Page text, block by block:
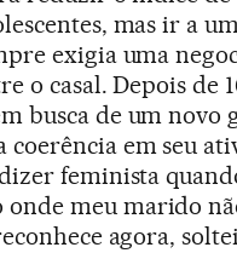
mas ir a
exigia uma
o casal. Depois de
busca de um novo
coerência em seu
feminista
onde meu marido
agora,